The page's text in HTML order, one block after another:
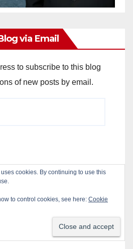
via Email
to subscribe to this blog
of new posts by email.
cookies. By continuing to use this
to control cookies, see here: Cookie